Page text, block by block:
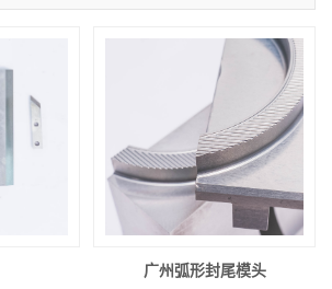
广州弧形封尾模头